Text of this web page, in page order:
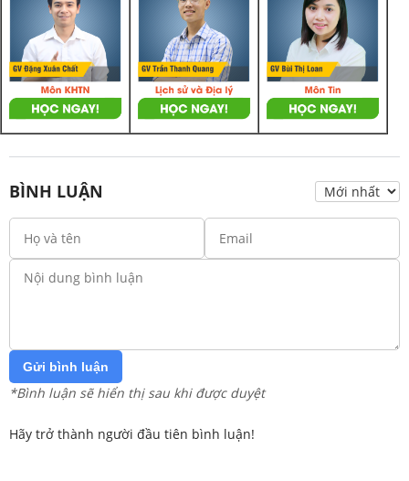
BÌNH LUẬN
Gửi bình luận
*Bình luận sẽ hiển thị sau khi được duyệt
Hãy trở thành người đầu tiên bình luận!